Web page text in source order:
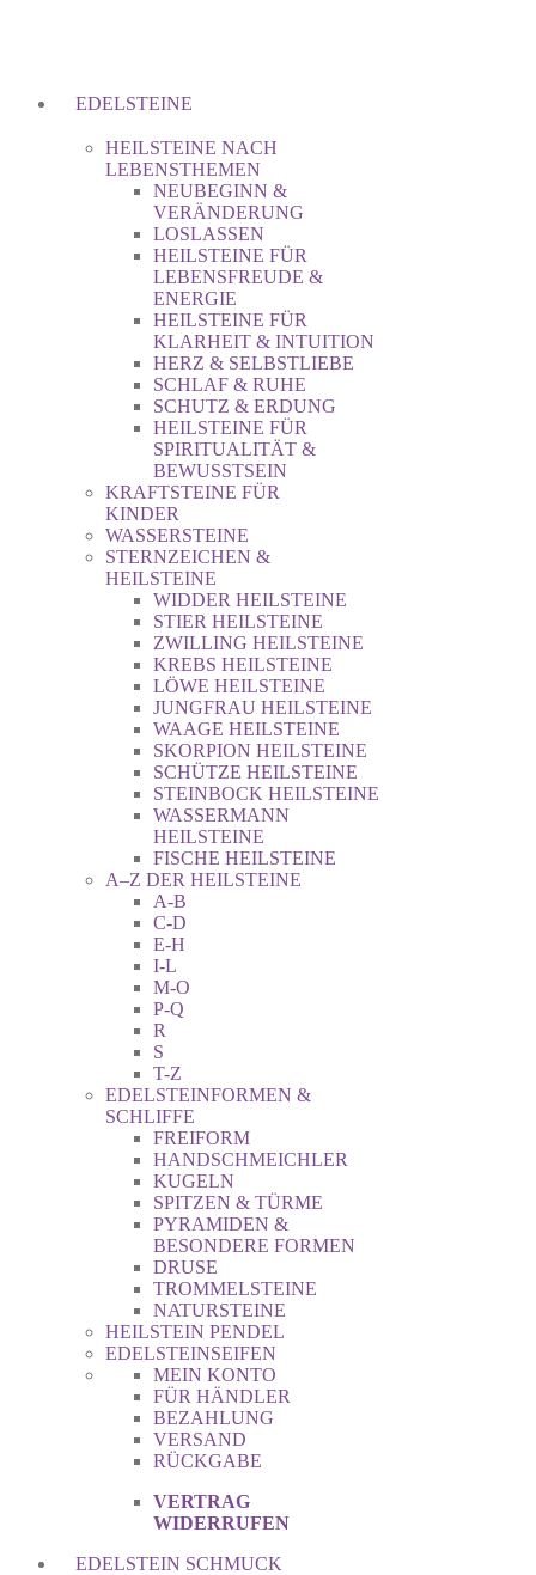
EDELSTEINE
HEILSTEINE NACH
LEBENSTHEMEN
NEUBEGINN &
VERÄNDERUNG
LOSLASSEN
HEILSTEINE FÜR
LEBENSFREUDE &
ENERGIE
HEILSTEINE FÜR
KLARHEIT & INTUITION
HERZ & SELBSTLIEBE
SCHLAF & RUHE
SCHUTZ & ERDUNG
HEILSTEINE FÜR
SPIRITUALITÄT &
BEWUSSTSEIN
KRAFTSTEINE FÜR
KINDER
WASSERSTEINE
STERNZEICHEN &
HEILSTEINE
WIDDER HEILSTEINE
STIER HEILSTEINE
ZWILLING HEILSTEINE
KREBS HEILSTEINE
LÖWE HEILSTEINE
JUNGFRAU HEILSTEINE
WAAGE HEILSTEINE
SKORPION HEILSTEINE
SCHÜTZE HEILSTEINE
STEINBOCK HEILSTEINE
WASSERMANN
HEILSTEINE
FISCHE HEILSTEINE
A–Z DER HEILSTEINE
A-B
C-D
E-H
I-L
M-O
P-Q
R
S
T-Z
EDELSTEINFORMEN &
SCHLIFFE
FREIFORM
HANDSCHMEICHLER
KUGELN
SPITZEN & TÜRME
PYRAMIDEN &
BESONDERE FORMEN
DRUSE
TROMMELSTEINE
NATURSTEINE
HEILSTEIN PENDEL
EDELSTEINSEIFEN
MEIN KONTO
FÜR HÄNDLER
BEZAHLUNG
VERSAND
RÜCKGABE
VERTRAG
WIDERRUFEN
EDELSTEIN SCHMUCK